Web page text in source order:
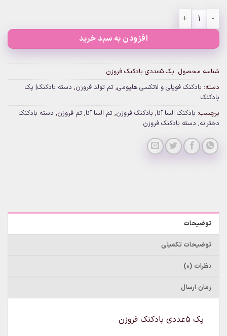
افزودن به سبد خرید
شناسه محصول: پک 5عددی بادکنک فروزن
دسته: بادکنک فویلی و لاتکسی هلیومی, تم تولد فروزن, دسته بادکنک| پک
بادکنک
برچسب: بادکنک السا آنا, بادکنک فروزن, تم السا آنا, تم فروزن, دسته بادکنک
دخترانه, دسته بادکنک فروزن
توضیحات
توضیحات تکمیلی
نظرات (0)
زمان ارسال
پک 5عددی بادکنک فروزن